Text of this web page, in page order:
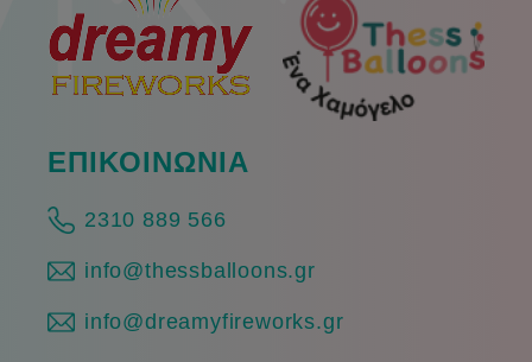
ΕΠΙΚΟΙΝΩΝΙΑ
2310 889 566
info@thessballoons.gr
info@dreamyfireworks.gr